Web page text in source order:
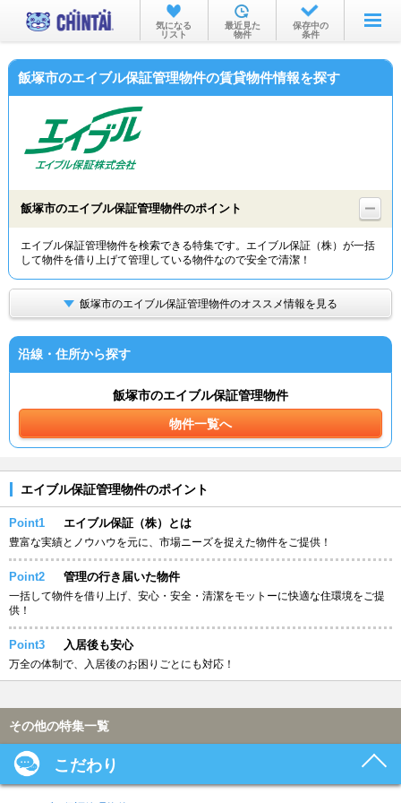
お部屋を探す
沿線・駅から
物件特集から
TOP
気になる
リスト
最近見た
物件
保存中の
条件
飯塚市のエイブル保証管理物件の賃貸物件情報を探す
飯塚市のエイブル保証管理物件のポイント
エイブル保証管理物件を検索できる特集です。エイブル保証（株）が一括
して物件を借り上げて管理している物件なので安全で清潔！
飯塚市のエイブル保証管理物件のオススメ情報を見る
沿線・住所から探す
飯塚市のエイブル保証管理物件
物件一覧へ
エイブル保証管理物件のポイント
Point1 エイブル保証（株）とは
豊富な実績とノウハウを元に、市場ニーズを捉えた物件をご提供！
Point2 管理の行き届いた物件
一括して物件を借り上げ、安心・安全・清潔をモットーに快適な住環境をご提
供！
Point3 入居後も安心
万全の体制で、入居後のお困りごとにも対応！
その他の特集一覧
こだわり